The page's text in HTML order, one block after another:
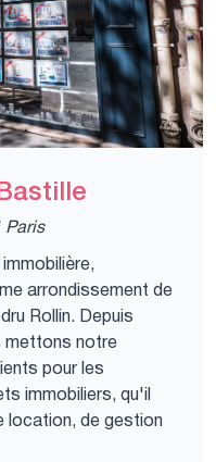
arrondissement de
Rollin. Depuis
mettons notre
pour les
immobiliers, qu'il
de gestion